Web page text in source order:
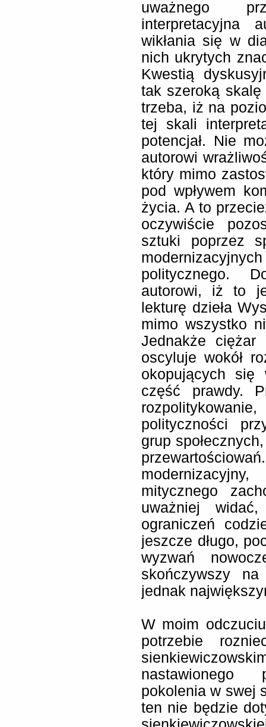
uważnego
interpretacyjna
wikłania się w
nich ukrytych
Kwestią
tak szeroką
trzeba, iż na
tej skali
potencjał. Nie
autorowi
który mimo
pod wpływem
życia. A to
oczywiście
sztuki poprzez
politycznego.
autorowi, iż to
lekturę dzieła
mimo wszystko
Jednakże ciężar
oscyluje wokół
okopujących się
część prawdy.
polityczności
grup
mitycznego
uważniej
ograniczeń
jeszcze długo,
wyzwań
skończywszy
jednak
W moim
potrzebie
nastawionego
pokolenia w swej
ten nie będzie